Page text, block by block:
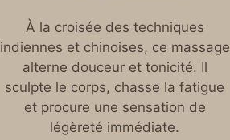
À la croisée des techniques
indiennes et chinoises, ce massage
alterne douceur et tonicité. Il
sculpte le corps, chasse la fatigue
et procure une sensation de
légèreté immédiate.